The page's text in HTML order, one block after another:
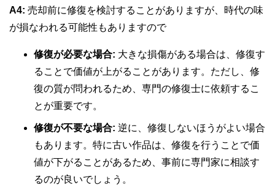
A4: 売却前に修復を検討することがありますが、時代の味
が損なわれる可能性もありますので
修復が必要な場合: 大きな損傷がある場合は、修復す
ることで価値が上がることがあります。ただし、修
復の質が問われるため、専門の修復士に依頼するこ
とが重要です。
修復が不要な場合: 逆に、修復しないほうがよい場合
もあります。特に古い作品は、修復を行うことで価
値が下がることがあるため、事前に専門家に相談す
るのが良いでしょう。